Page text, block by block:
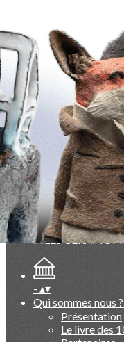
Exporter toutes les
Exporter
Menu
Evénements du
Evénements du
Vie du Club
Documentation
Base photos
Ajoutez un logo, un
Cliquez pour éditer
- ▴▾
Qui sommes nous ?
Présentation
Le livre des